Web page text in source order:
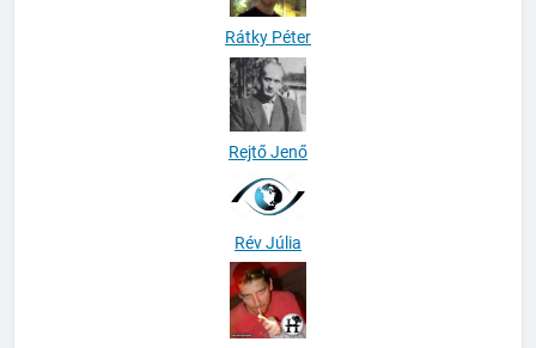
Rátky Péter
Rejtő Jenő
Rév Júlia